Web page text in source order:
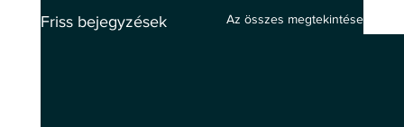
Friss bejegyzések Az összes megtekintése